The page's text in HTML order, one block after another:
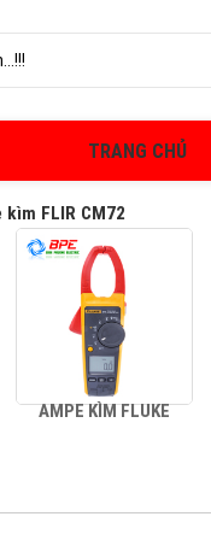
TRANG CHỦ
kìm FLIR CM72
AMPE KÌM FLUKE